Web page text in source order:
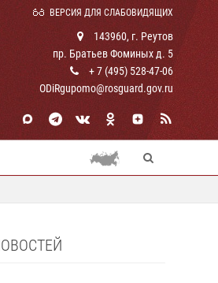
ВЕРСИЯ ДЛЯ СЛАБОВИДЯЩИХ
143960, г. Реутов
пр. Братьев Фоминых д. 5
+ 7 (495) 528-47-06
ODiRgupomo@rosguard.gov.ru